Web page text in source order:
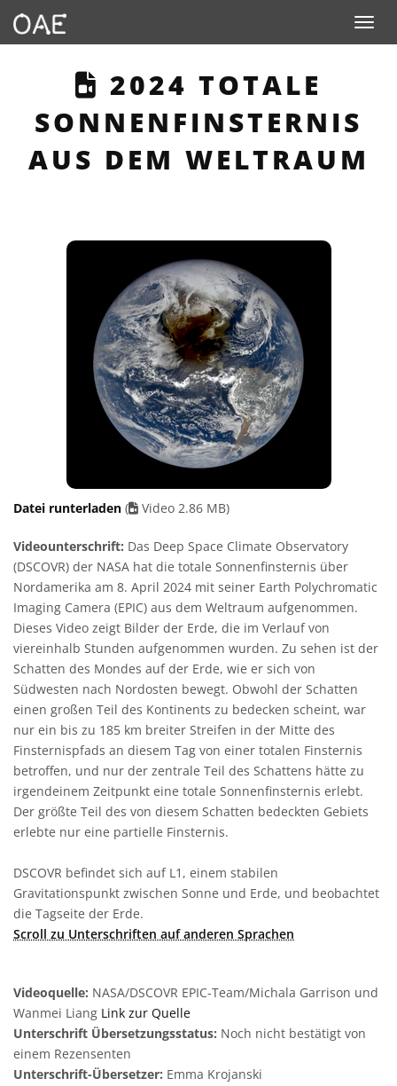
Toggle
THIS PAGE
2024 TOTALE
SONNENFINSTERNIS
AUS DEM WELTRAUM
Datei runterladen ( Video 2.86 MB)
Videounterschrift: Das Deep Space Climate Observatory
(DSCOVR) der NASA hat die totale Sonnenfinsternis über
Nordamerika am 8. April 2024 mit seiner Earth Polychromatic
Imaging Camera (EPIC) aus dem Weltraum aufgenommen.
Dieses Video zeigt Bilder der Erde, die im Verlauf von
viereinhalb Stunden aufgenommen wurden. Zu sehen ist der
Schatten des Mondes auf der Erde, wie er sich von
Südwesten nach Nordosten bewegt. Obwohl der Schatten
einen großen Teil des Kontinents zu bedecken scheint, war
nur ein bis zu 185 km breiter Streifen in der Mitte des
Finsternispfads an diesem Tag von einer totalen Finsternis
betroffen, und nur der zentrale Teil des Schattens hätte zu
irgendeinem Zeitpunkt eine totale Sonnenfinsternis erlebt.
Der größte Teil des von diesem Schatten bedeckten Gebiets
erlebte nur eine partielle Finsternis.
DSCOVR befindet sich auf L1, einem stabilen
Gravitationspunkt zwischen Sonne und Erde, und beobachtet
die Tagseite der Erde.
Scroll zu Unterschriften auf anderen Sprachen
Videoquelle: NASA/DSCOVR EPIC-Team/Michala Garrison und
Wanmei Liang Link zur Quelle
Unterschrift Übersetzungsstatus: Noch nicht bestätigt von
einem Rezensenten
Unterschrift-Übersetzer: Emma Krojanski